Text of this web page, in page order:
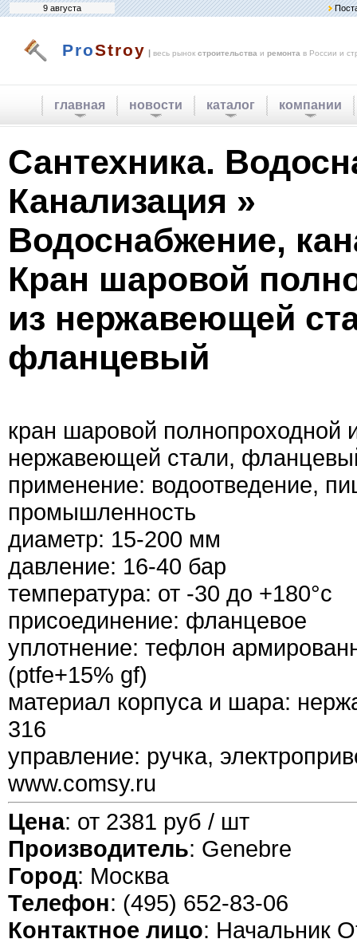
9 августа
ProStroy | весь рынок строительства и ремонта в России и
главная новости каталог компании
Сантехника.
Канализация »
Водоснабжение,
Кран шаровой
из нержавеющей
фланцевый
кран шаровой полнопроходной
нержавеющей стали,
применение: водоотведение,
промышленность
диаметр: 15-200 мм
давление: 16-40 бар
температура: от -30 до +180°с
присоединение: фланцевое
уплотнение: тефлон
(ptfe+15% gf)
материал корпуса и шара:
316
управление: ручка,
www.comsy.ru
Цена: от 2381 руб / шт
Производитель: Genebre
Город: Москва
Телефон: (495) 652-83-06
Контактное лицо: Начальник